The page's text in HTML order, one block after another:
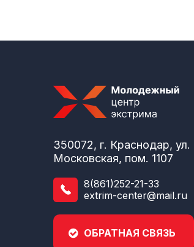
350072, г. Краснодар, ул.
Московская, пом. 1107
8(861)252-21-33
extrim-center@mail.ru
ОБРАТНАЯ СВЯЗЬ